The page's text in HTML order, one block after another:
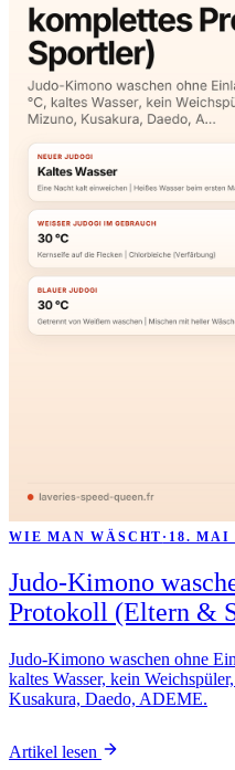
WIE MAN WÄSCHT · 18. MAI
Judo-Kimono
Protokoll (Eltern &
Judo-Kimono waschen ohne
kaltes Wasser, kein
Kusakura, Daedo, ADEME.
Artikel lesen